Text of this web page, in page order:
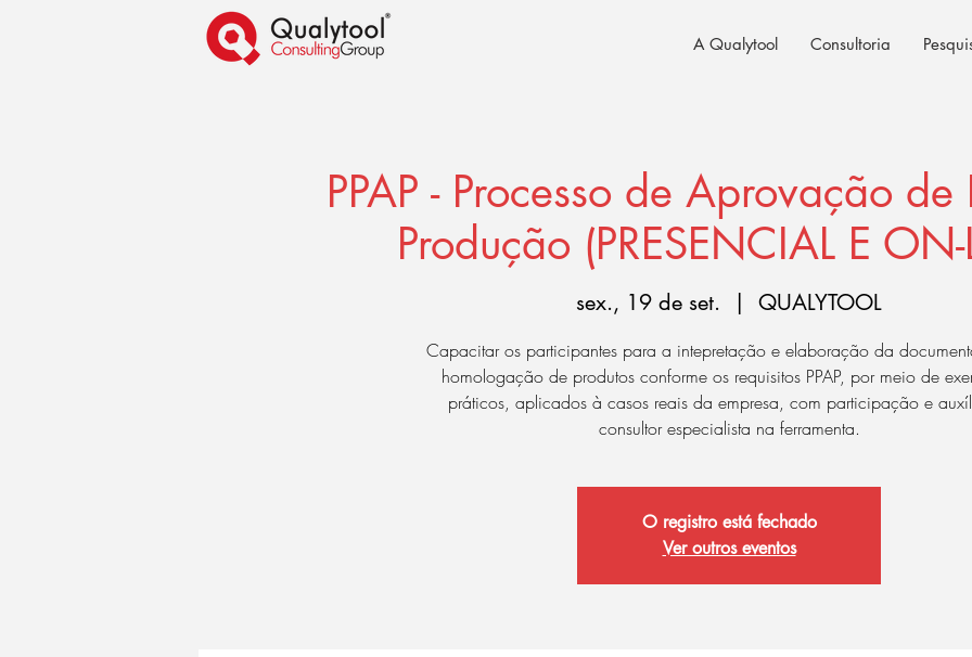
A Qualytool Consultoria
PPAP - Processo de Aprovação de
Produção (PRESENCIAL E
sex., 19 de set.
  |
QUALYTOOL
Capacitar os participantes para a intepretação e elaboração da
homologação de produtos conforme os requisitos PPAP, por meio de
práticos, aplicados à casos reais da empresa, com participação e
consultor especialista na ferramenta.
O registro está fechado
Ver outros eventos